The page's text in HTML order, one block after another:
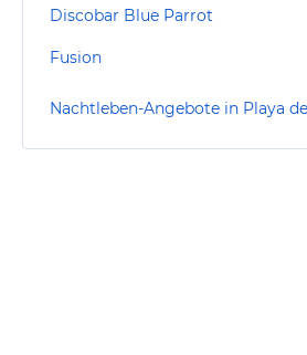
Discobar Blue Parrot
Fusion